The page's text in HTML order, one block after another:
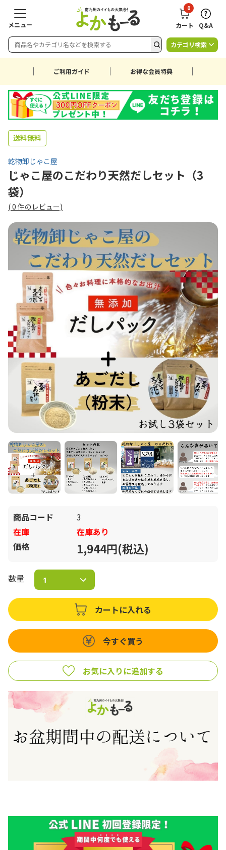
メニュー
0
カート Q&A
カテゴリ検索
ご利用ガイド お得な会員特典
送料無料
乾物卸じゃこ屋
じゃこ屋のこだわり天然だしセット（3
袋）
(0 件のレビュー)
商品コード
3
在庫
在庫あり
価格
1,944円(税込)
数量
カートに入れる
今すぐ買う
お気に入りに追加する